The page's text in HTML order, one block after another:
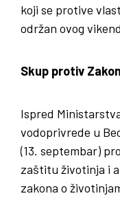
koji se protive
održan ovog
Skup protiv
Ispred
vodoprivrede u
(13. septembar)
zaštitu životinja i
zakona o